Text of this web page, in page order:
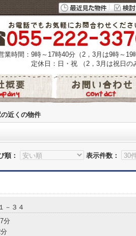
業時間：9時～17時40分（2，3月は9時～19
定休日：日・祝 （2，3月は祝日の
近くの物件
順： 表示件数：
－３４
分